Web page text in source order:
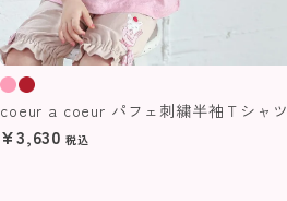
coeur a coeur パフェ刺繍半袖Ｔシャツ
¥3,630 税込